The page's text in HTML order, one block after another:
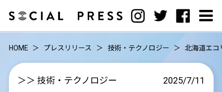
HOME プレスリリース 技術・テクノロジー 北海道エコ
＞＞ 技術・テクノロジー 2025/7/11